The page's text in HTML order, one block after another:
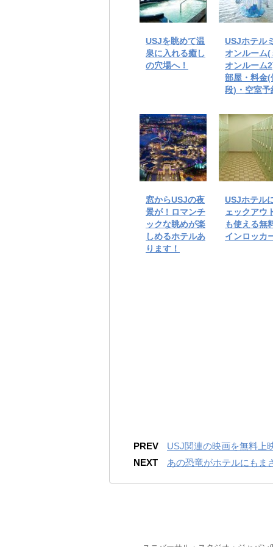
USJを眺めて温
泉に入れる癒し
の穴場へ！
USJホテル
オンルーム(
オンルーム
部屋・料金(
段)・空室予
窓からUSJの夜
景が！ロマンチ
ックな眺めが楽
しめるホテルあ
ります！
USJホテル
ェックアウ
も使える無
インロッカ
PREV
USJ関連の映画を無料上
NEXT
あの恐竜がホテルにもま